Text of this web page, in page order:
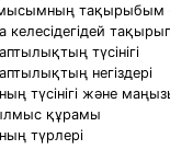
тақырыбым
келесідегідей
түсінігі
негіздері
түсінігі және
құрамы
түрлері